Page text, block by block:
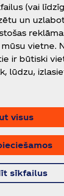
1 balvas
vērtība
(EUR), iesk.
459,20
14,99
(vai
un
vietne.
ir būtiski
lūdzu,
visus
sīkfailus